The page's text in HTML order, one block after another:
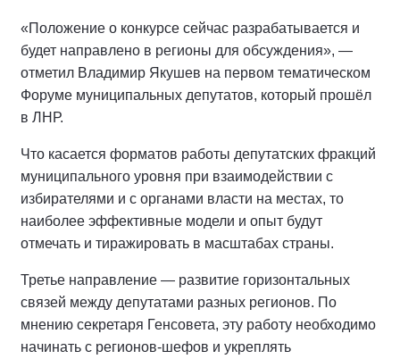
«Положение о конкурсе сейчас разрабатывается и
будет направлено в регионы для обсуждения», —
отметил Владимир Якушев на первом тематическом
Форуме муниципальных депутатов, который прошёл
в ЛНР.
Что касается форматов работы депутатских фракций
муниципального уровня при взаимодействии с
избирателями и с органами власти на местах, то
наиболее эффективные модели и опыт будут
отмечать и тиражировать в масштабах страны.
Третье направление — развитие горизонтальных
связей между депутатами разных регионов. По
мнению секретаря Генсовета, эту работу необходимо
начинать с регионов-шефов и укреплять